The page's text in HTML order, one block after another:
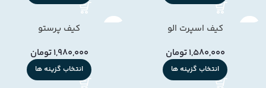
کیف اسپرت الو
1,580,000تومان
انتخاب گزینه ها
کیف پرستو
1,980,000تومان
انتخاب گزینه ها